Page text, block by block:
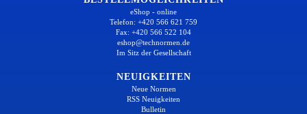
eShop - online
Telefon: +420 566 621 759
Fax: +420 566 522 104
eshop@technormen.de
Im Sitz der Gesellschaft
NEUIGKEITEN
Neue Normen
RSS Neuigkeiten
Bulletin